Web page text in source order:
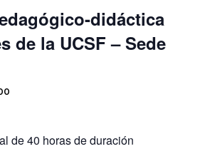
didáctica
de la UCSF – Sede
de 40 horas de duración